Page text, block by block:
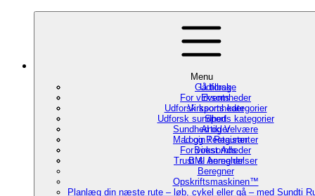
Menu
Udforsk
Events
Udforsk sports kategorier
Udforsk sundheds kategorier
Artikler
Login / Register
For virksomheder
BMI beregner
Beregner
Opskriftsmaskinen™
Planlæg din næste rute – løb, cykel eller gå – med Sundti
Gå tilbage
For virksomheder
Virksomheder
Sport
Sundhed og Velvære
Mad og Restauranter
Boost Ads
Trust & Anmeldelser